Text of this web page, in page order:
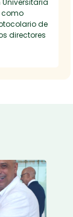
como
de
directores